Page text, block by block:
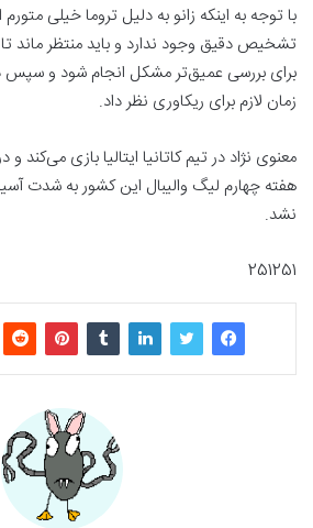
با توجه به اینکه زانو به دلیل تروما خیلی
تشخیص دقیق وجود ندارد و باید منتظر
برای بررسی عمیق‌تر مشکل انجام شود و سپس
زمان لازم برای ریکاوری نظر داد.
معنوی نژاد در تیم کاتانیا ایتالیا بازی می‌کند و
هفته چهارم لیگ والیبال این کشور به شدت
نشد.
251251